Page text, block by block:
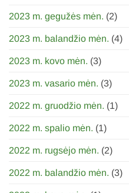
2023 m. gegužės mėn. (2)
2023 m. balandžio mėn. (4)
2023 m. kovo mėn. (3)
2023 m. vasario mėn. (3)
2022 m. gruodžio mėn. (1)
2022 m. spalio mėn. (1)
2022 m. rugsėjo mėn. (2)
2022 m. balandžio mėn. (3)